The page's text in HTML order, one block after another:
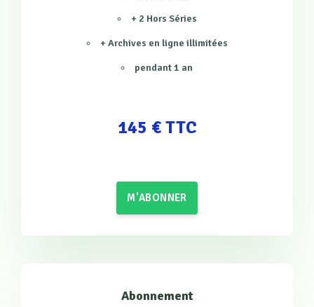
+ 2 Hors Séries
+ Archives en ligne illimitées
pendant 1 an
145 € TTC
M'ABONNER
Abonnement